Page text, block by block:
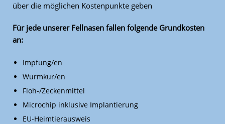
über die möglichen Kostenpunkte geben
Für jede unserer Fellnasen fallen folgende Grundkosten
an:
Impfung/en
Wurmkur/en
Floh-/Zeckenmittel
Microchip inklusive Implantierung
EU-Heimtierausweis